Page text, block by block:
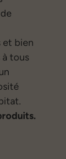
et bien
à tous